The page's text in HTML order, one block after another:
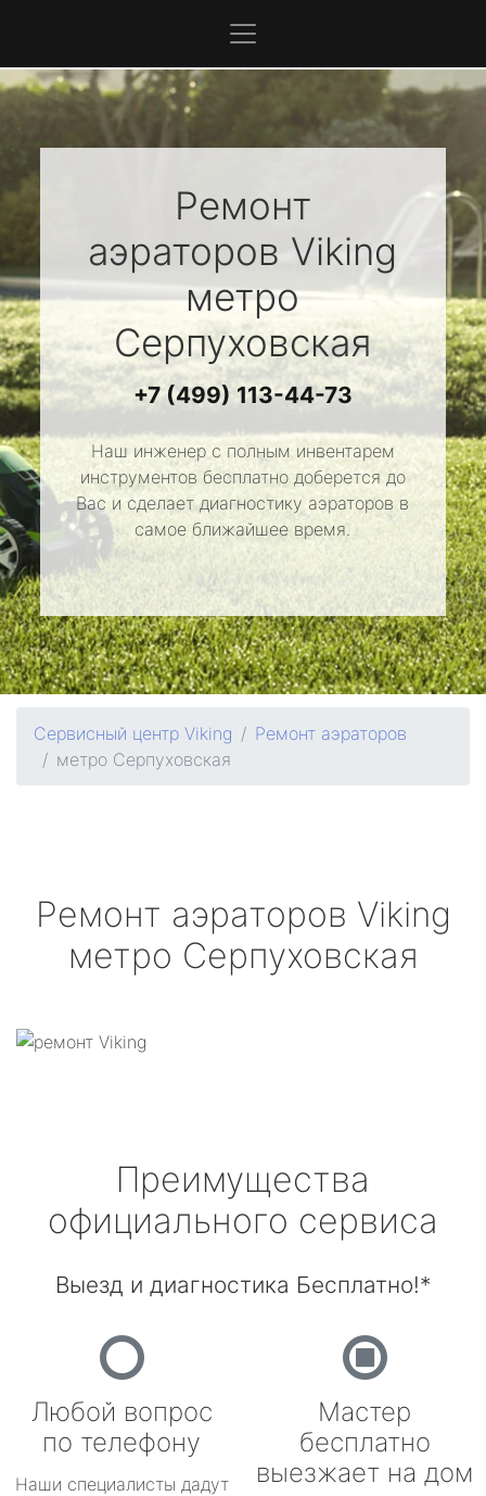
Ремонт
аэраторов Viking
метро
Серпуховская
+7 (499) 113-44-73
Наш инженер с полным инвентарем
инструментов бесплатно доберется до
Вас и сделает диагностику аэраторов в
самое ближайшее время.
Сервисный центр Viking
Ремонт аэраторов
метро Серпуховская
Ремонт аэраторов Viking
метро Серпуховская
Преимущества
официального сервиса
Выезд и диагностика Бесплатно!*
Любой вопрос
по телефону
Наши специалисты дадут
Мастер
бесплатно
выезжает на дом